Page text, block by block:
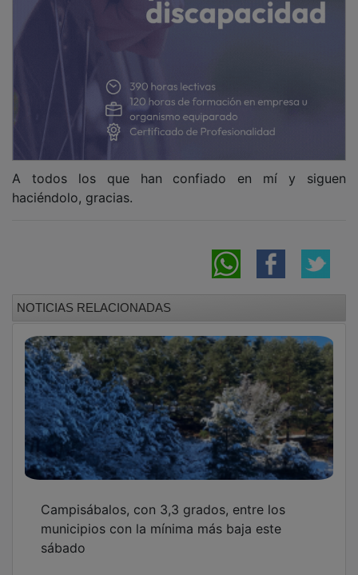
haciéndolo, gracias.
municipios con la mínima más baja este
sábado